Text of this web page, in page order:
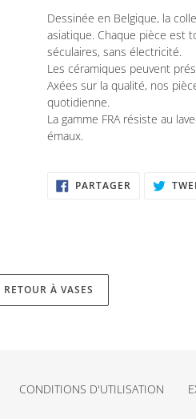
Dessinée en Belgique, la
asiatique. Chaque pièce est
séculaires, sans électricité.
Les céramiques peuvent
Axées sur la qualité, nos
quotidienne.
La gamme FRA résiste au
émaux.
PARTAGER PARTAGER
SUR
RETOUR À VASES
CONDITIONS D'UTILISATION